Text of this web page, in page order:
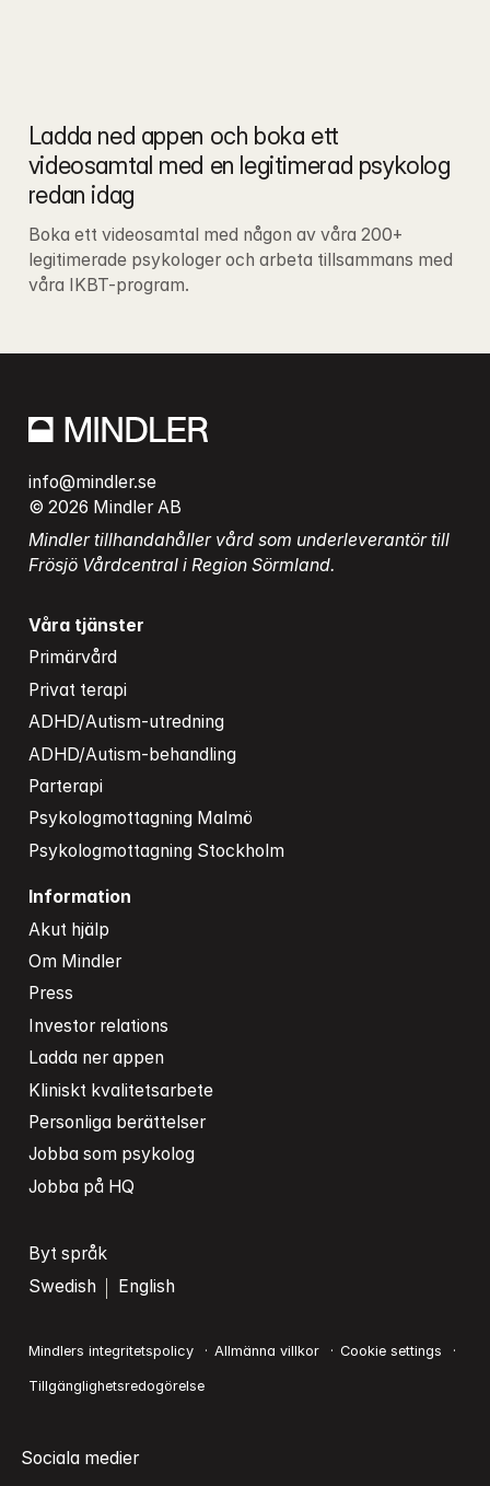
Ladda ned appen och boka ett
videosamtal med en legitimerad psykolog
redan idag
Boka ett videosamtal med någon av våra 200+
legitimerade psykologer och arbeta tillsammans med
våra IKBT-program.
info@mindler.se
© 2026 Mindler AB
Mindler tillhandahåller vård som underleverantör till
Frösjö Vårdcentral i Region Sörmland.
Våra tjänster
Primärvård
Privat terapi
ADHD/Autism-utredning
ADHD/Autism-behandling
Parterapi
Psykologmottagning Malmö
Psykologmottagning Stockholm
Information
Akut hjälp
Om Mindler
Press
Investor relations
Ladda ner appen
Kliniskt kvalitetsarbete
Personliga berättelser
Jobba som psykolog
Jobba på HQ
Byt språk
Swedish
English
Mindlers integritetspolicy Allmänna villkor Cookie settings
Tillgänglighetsredogörelse
Sociala medier